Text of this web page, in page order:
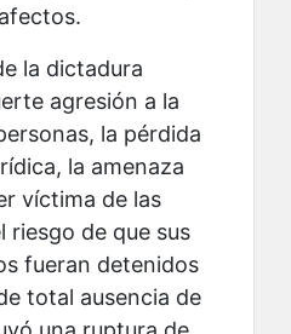
la dictadura
agresión a la
la pérdida
la amenaza
víctima de las
riesgo de que sus
fueran detenidos
total ausencia de